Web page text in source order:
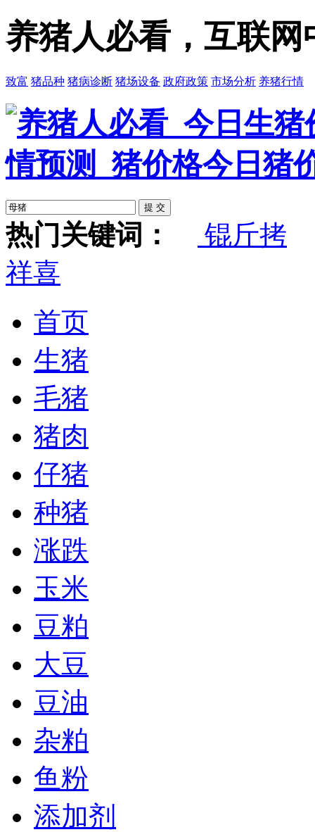
养猪人必看，互联网
致富 猪品种 猪病诊断 猪场设备 政府政策 市场分析 养猪行情
热门关键词：
锟斤拷
祥喜
首页
生猪
毛猪
猪肉
仔猪
种猪
涨跌
玉米
豆粕
大豆
豆油
杂粕
鱼粉
添加剂